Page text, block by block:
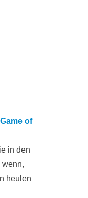
of
in den
wenn,
heulen